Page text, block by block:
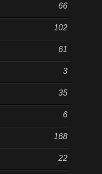
66
102
61
3
35
6
168
22